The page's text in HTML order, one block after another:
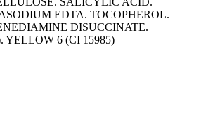
EDTA. TOCOPHEROL.
DISUCCINATE.
YELLOW 6 (CI 15985)